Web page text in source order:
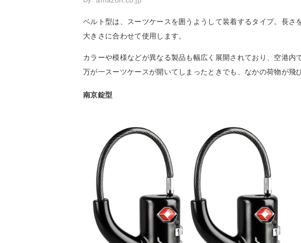
ベルト型は、スーツケースを囲うようして装着するタイプ。長さ
大きさに合わせて使用します。
カラーや模様などが異なる製品も幅広く展開されており、空港内
万が一スーツケースが開いてしまったときでも、なかの荷物が飛
南京錠型